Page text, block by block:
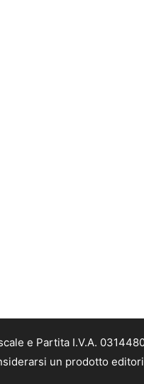
e Partita I.V.A.
un prodotto